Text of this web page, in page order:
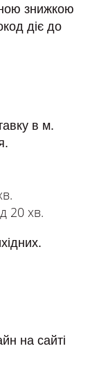
знижкою
діє до
в м.
20 хв.
на сайті